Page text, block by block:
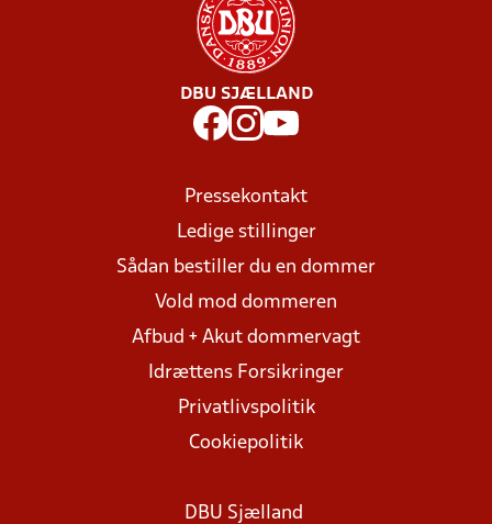
DBU SJÆLLAND
Pressekontakt
Ledige stillinger
Sådan bestiller du en dommer
Vold mod dommeren
Afbud + Akut dommervagt
Idrættens Forsikringer
Privatlivspolitik
Cookiepolitik
DBU Sjælland